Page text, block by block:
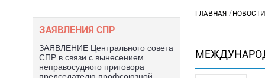
ЗАЯВЛЕНИЯ СПР
ЗАЯВЛЕНИЕ Центрального совета
СПР в связи с вынесением
неправосудного приговора
ГЛАВНАЯ